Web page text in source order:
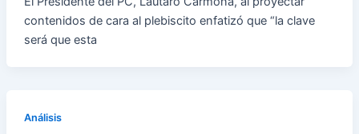
contenidos de cara al plebiscito enfatizó que “la clave
será que esta
Análisis